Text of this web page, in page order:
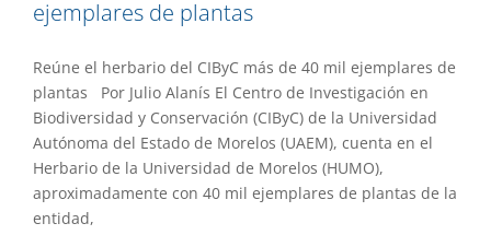
ejemplares de plantas
Reúne el herbario del CIByC más de 40 mil ejemplares de
plantas Por Julio Alanís El Centro de Investigación en
Biodiversidad y Conservación (CIByC) de la Universidad
Autónoma del Estado de Morelos (UAEM), cuenta en el
Herbario de la Universidad de Morelos (HUMO),
aproximadamente con 40 mil ejemplares de plantas de la
entidad,